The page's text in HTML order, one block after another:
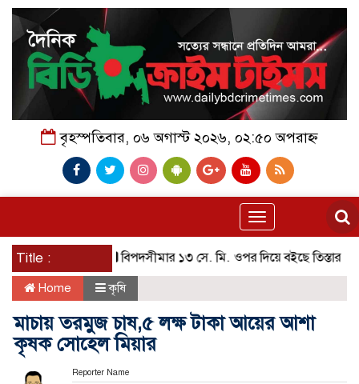
বৃহস্পতিবার, ০৬ অগাস্ট ২০২৬, ০২:৫০ অপরাহ্ন
Toggle
navigation
Title : বিপদসীমার ১৩ সে. মি. ওপর দিয়ে বইছে তিস্তার পানি
Home কৃষি
মাচায় তরমুজ চাষ,৫ লক্ষ টাকা আয়ের আশা
কৃষক সোহেল মিয়ার
Reporter Name